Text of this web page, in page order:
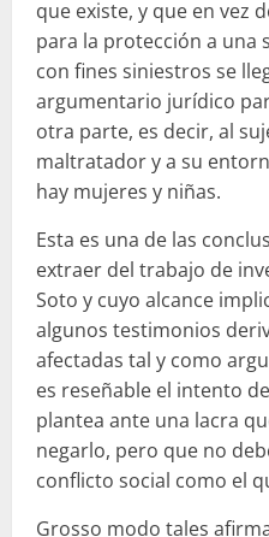
que existe, y que en vez
para la protección a una
con fines siniestros se
argumentario jurídico
otra parte, es decir, al
maltratador y a su
hay mujeres y niñas.
Esta es una de las
extraer del trabajo de
Soto y cuyo alcance
algunos testimonios
afectadas tal y como
es reseñable el intento
plantea ante una lacra
negarlo, pero que no
conflicto social como el
Grosso modo tales